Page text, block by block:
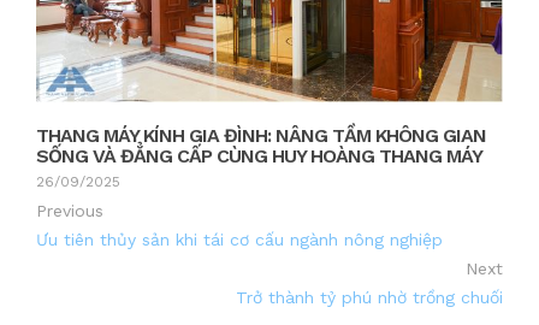
THANG MÁY KÍNH GIA ĐÌNH: NÂNG TẦM KHÔNG GIAN
SỐNG VÀ ĐẲNG CẤP CÙNG HUY HOÀNG THANG MÁY
26/09/2025
Previous
Ưu tiên thủy sản khi tái cơ cấu ngành nông nghiệp
Next
Trở thành tỷ phú nhờ trồng chuối